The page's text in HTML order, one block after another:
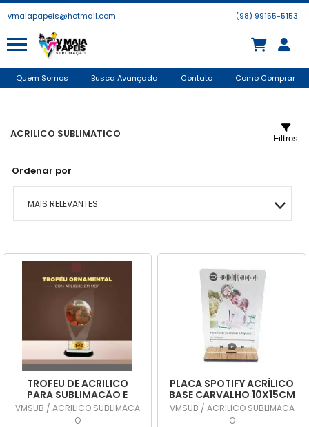
Quem Somos Busca Avançada Contato Como Comprar
vmaiapapeis@hotmail.com (98) 99155-5153
ACRILICO SUBLIMATICO
Ordenar por
MAIS RELEVANTES
MENOR PREÇO
MAIOR PREÇO
A - Z
Filtros
TROFEU DE ACRILICO
PARA SUBLIMACÃO E
TRANSFER LASER 3MM
VMSUB / ACRILICO SUBLIMACA
O
PLACA SPOTIFY ACRÍLICO
BASE CARVALHO 10X15CM
- 3MM
VMSUB / ACRILICO SUBLIMACA
O